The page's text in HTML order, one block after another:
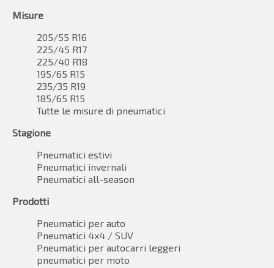
Misure
205/55 R16
225/45 R17
225/40 R18
195/65 R15
235/35 R19
185/65 R15
Tutte le misure di pneumatici
Stagione
Pneumatici estivi
Pneumatici invernali
Pneumatici all-season
Prodotti
Pneumatici per auto
Pneumatici 4x4 / SUV
Pneumatici per autocarri leggeri
pneumatici per moto